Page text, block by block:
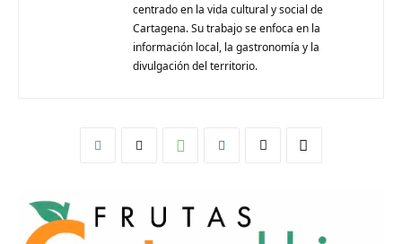
centrado en la vida cultural y social de
Cartagena. Su trabajo se enfoca en la
información local, la gastronomía y la
divulgación del territorio.